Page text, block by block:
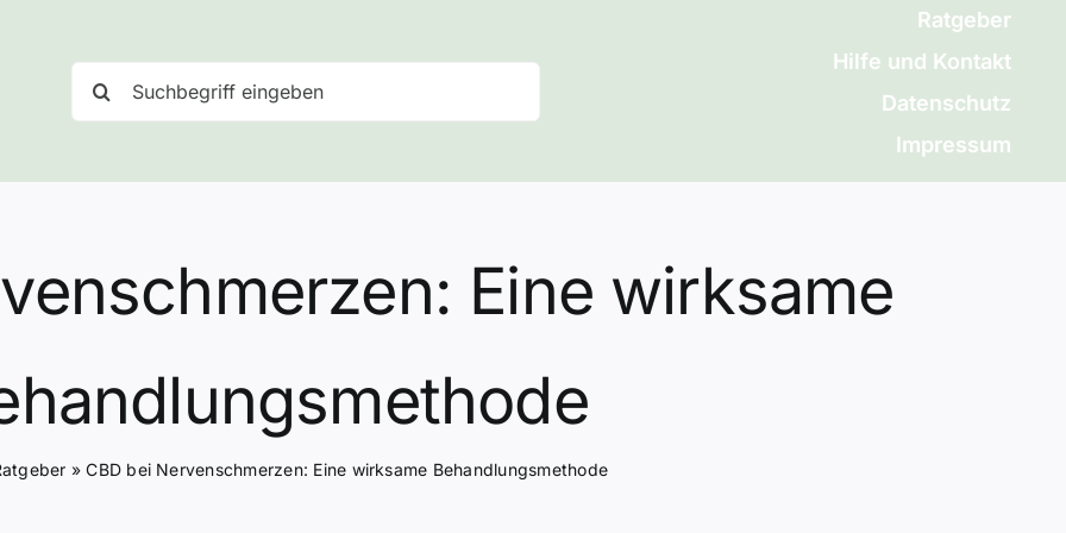
nach:
Ratgeber
Hilfe und Kontakt
Datenschutz
Impressum
Eine wirksame
»CBD bei Nervenschmerzen: Eine wirksame Behandlungsmethode